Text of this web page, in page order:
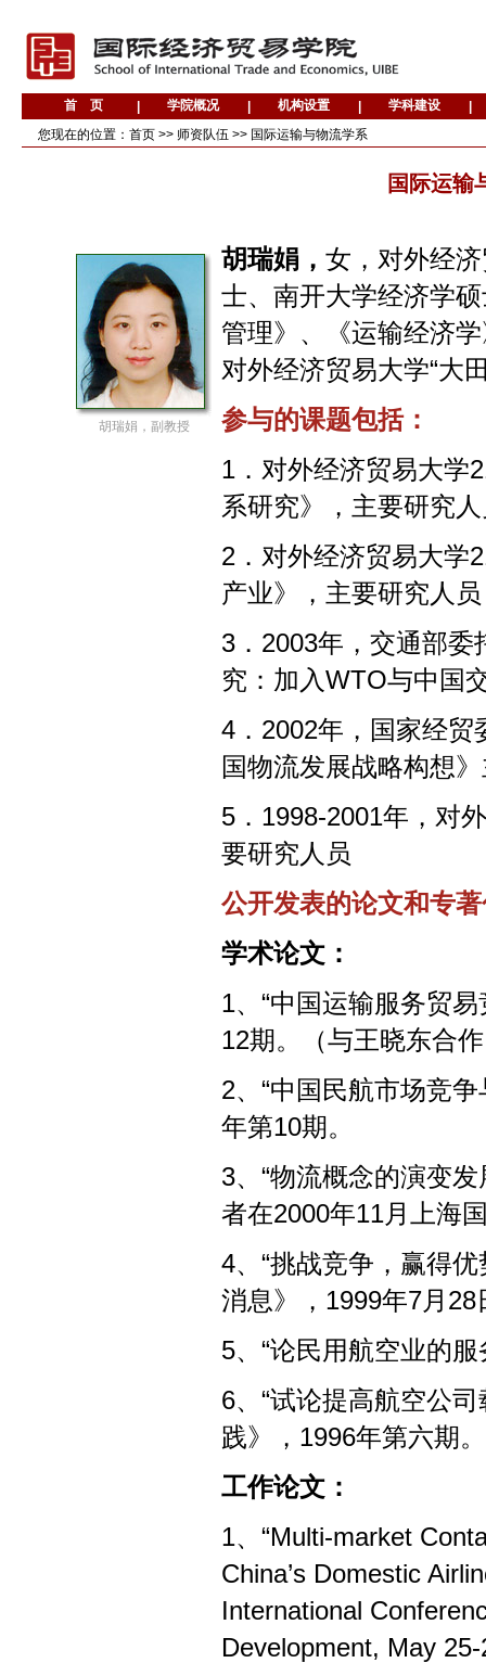
您现在的位置： 首页 >> 师资队伍 >> 国际运输与物流学系
国际运输
胡瑞娟，副教授
胡瑞娟， 女，对外经
士、南开大学经济学
管理》、《运输经济
对外经济贸易大学“大
参与的课题包括：
1．对外经济贸易大学
系研究》，主要研究
2．对外经济贸易大学
产业》，主要研究人
3．2003年，交通部
究：加入WTO与中国
4．2002年，国家经
国物流发展战略构想
5．1998-2001年，对
要研究人员
公开发表的论文和专
学术论文：
1、“中国运输服务贸
12期。（与王晓东合
2、“中国民航市场竞
年第10期。
3、“物流概念的演变
者在2000年11月上海
4、“挑战竞争，赢得
消息》，1999年7月28
5、“论民用航空业的
6、“试论提高航空公
践》，1996年第六期。
工作论文：
1、“Multi-market
China’s Domestic
International
Development, May